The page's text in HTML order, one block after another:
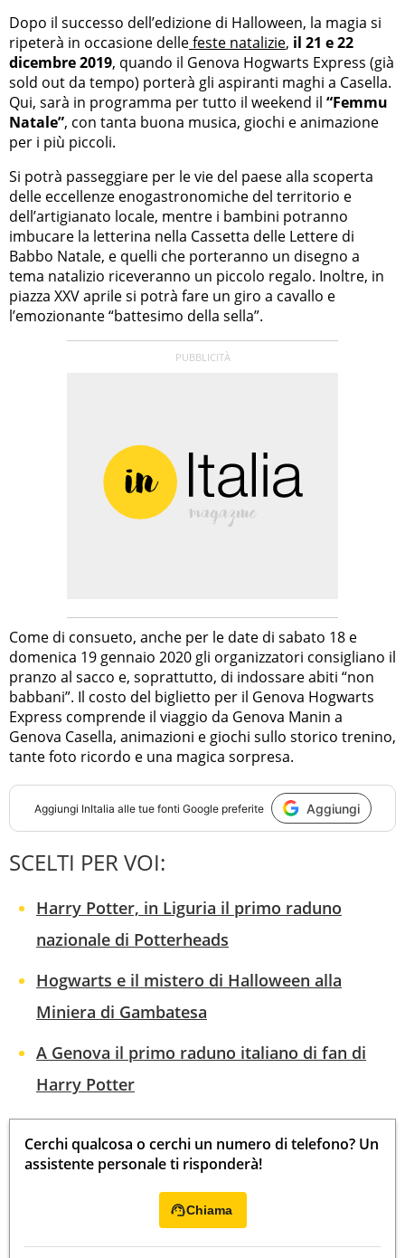
Dopo il successo dell’edizione di Halloween, la magia si
ripeterà in occasione dellefeste natalizie, il 21 e 22
dicembre 2019, quando il Genova Hogwarts Express (già
sold out da tempo) porterà gli aspiranti maghi a Casella.
Qui, sarà in programma per tutto il weekend il “Femmu
Natale”, con tanta buona musica, giochi e animazione
per i più piccoli.
Si potrà passeggiare per le vie del paese alla scoperta
delle eccellenze enogastronomiche del territorio e
dell’artigianato locale, mentre i bambini potranno
imbucare la letterina nella Cassetta delle Lettere di
Babbo Natale, e quelli che porteranno un disegno a
tema natalizio riceveranno un piccolo regalo. Inoltre, in
piazza XXV aprile si potrà fare un giro a cavallo e
l’emozionante “battesimo della sella”.
Come di consueto, anche per le date di sabato 18 e
domenica 19 gennaio 2020 gli organizzatori consigliano il
pranzo al sacco e, soprattutto, di indossare abiti “non
babbani”. Il costo del biglietto per il Genova Hogwarts
Express comprende il viaggio da Genova Manin a
Genova Casella, animazioni e giochi sullo storico trenino,
tante foto ricordo e una magica sorpresa.
Aggiungi InItalia alle tue fonti Google preferite Aggiungi
SCELTI PER VOI:
Harry Potter, in Liguria il primo raduno
nazionale di Potterheads
Hogwarts e il mistero di Halloween alla
Miniera di Gambatesa
A Genova il primo raduno italiano di fan di
Harry Potter
Cerchi qualcosa o cerchi un numero di telefono? Un
assistente personale ti risponderà!
Chiama